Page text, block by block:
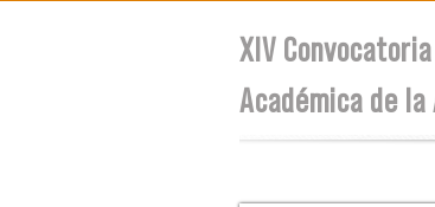
You are here
XIV
Académica de